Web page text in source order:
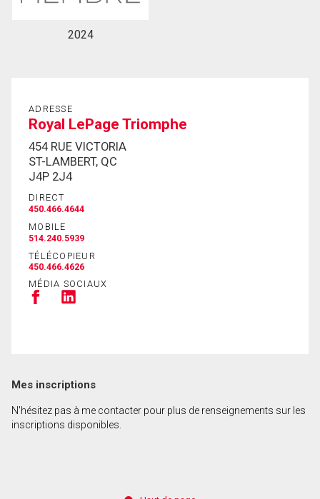
2024
ADRESSE
Royal LePage Triomphe
454 RUE VICTORIA
ST-LAMBERT, QC
J4P 2J4
DIRECT
450.466.4644
MOBILE
514.240.5939
TÉLÉCOPIEUR
450.466.4626
MÉDIA SOCIAUX
Mes inscriptions
N'hésitez pas à me contacter pour plus de renseignements sur les
inscriptions disponibles.